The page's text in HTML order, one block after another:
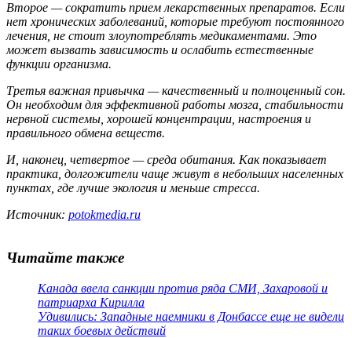
Второе — сократить прием лекарственных препаратов. Если
нет хронических заболеваний, которые требуют постоянного
лечения, не стоит злоупотреблять медикаментами. Это
может вызвать зависимость и ослабить естественные
функции организма.
Третья важная привычка — качественный и полноценный сон.
Он необходим для эффективной работы мозга, стабильности
нервной системы, хорошей концентрации, настроения и
правильного обмена веществ.
И, наконец, четвертое — среда обитания. Как показывает
практика, долгожители чаще живут в небольших населенных
пунктах, где лучше экология и меньше стресса.
Источник: potokmedia.ru
Читайте также
Канада ввела санкции против ряда СМИ, Захаровой и
патриарха Кирилла
Удивились: Западные наемники в Донбассе еще не видели
таких боевых действий